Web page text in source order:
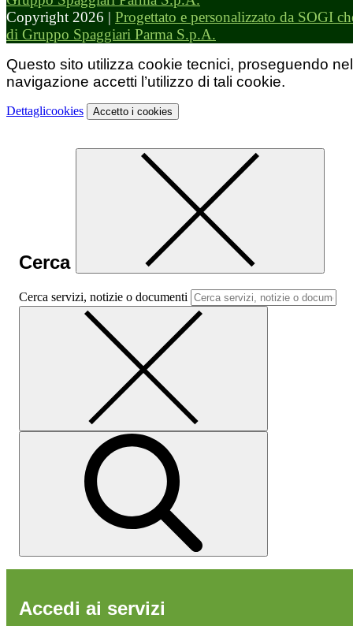
Copyright 2026 | Progettato e personalizzato da SOGI
di Gruppo Spaggiari Parma S.p.A.
Questo sito utilizza cookie tecnici, proseguendo
navigazione accetti l’utilizzo di tali cookie.
Dettaglicookies Accetto i cookies
Cerca
Cerca servizi, notizie o documenti
Accedi ai servizi